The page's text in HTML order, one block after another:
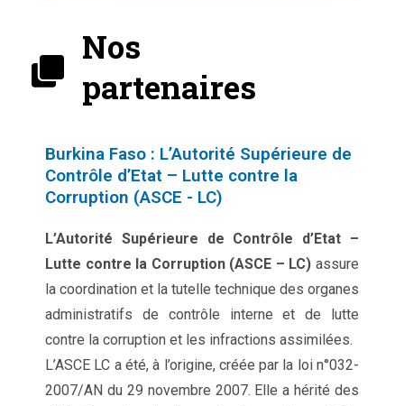
Nos
partenaires
Burkina Faso : L’Autorité Supérieure de
Contrôle d’Etat – Lutte contre la
Corruption (ASCE - LC)
L’Autorité Supérieure de Contrôle d’Etat –
Lutte contre la Corruption (ASCE – LC) assure
la coordination et la tutelle technique des organes
administratifs de contrôle interne et de lutte
contre la corruption et les infractions assimilées.
L’ASCE LC a été, à l’origine, créée par la loi n°032-
2007/AN du 29 novembre 2007. Elle a hérité des